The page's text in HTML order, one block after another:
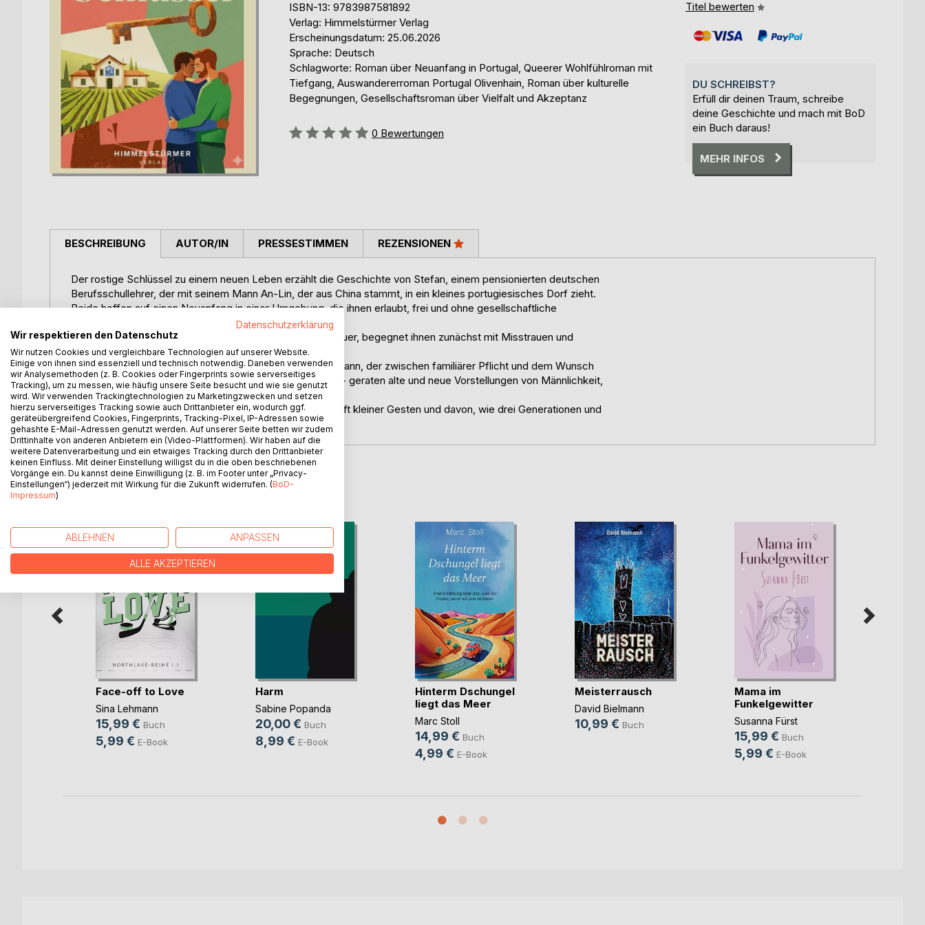
ISBN-13: 9783987581892
Verlag: Himmelstürmer Verlag
Erscheinungsdatum: 25.06.2026
Sprache: Deutsch
Schlagworte: Roman über Neuanfang in Portugal, Queerer Wohlfühlroman mit
Tiefgang, Auswandererroman Portugal Olivenhain, Roman über kulturelle
Begegnungen, Gesellschaftsroman über Vielfalt und Akzeptanz
Bewertung::
0 Bewertungen
Titel bewerten
DU SCHREIBST?
Erfüll dir deinen Traum, schreibe
deine Geschichte und mach mit BoD
ein Buch daraus!
MEHR INFOS
BESCHREIBUNG
Der rostige Schlüssel zu einem neuen Leben erzählt die Geschichte von Stefan, einem pensionierten deutschen
Berufsschullehrer, der mit seinem Mann An-Lin, der aus China stammt, in ein kleines portugiesisches Dorf zieht.
Beide hoffen auf einen Neuanfang in einer Umgebung, die ihnen erlaubt, frei und ohne gesellschaftliche
Doch ihr Nachbar Senhor Antunes, ein bodenständiger Bauer, begegnet ihnen zunächst mit Misstrauen und
Ablehnung.
Als Tiago, der Enkel von Antunes, auftaucht - ein junger Mann, der zwischen familiärer Pflicht und dem Wunsch
nach einem eigenen Leben in der Großstadt zerrissen ist - geraten alte und neue Vorstellungen von Männlichkeit,
Tradition und Freiheit in Konflikt.
Der Roman erzählt in ruhigen, präzisen Bildern von der Kraft kleiner Gesten und davon, wie drei Generationen und
drei Kulturen aufeinandertreffen und sich verändern.
AUTOR/IN PRESSESTIMMEN REZENSIONEN
WEITERE TITEL BEIBoD
Face-off to Love
Sina Lehmann
15,99 € Buch
5,99 € E-Book
Harm
Sabine Popanda
20,00 € Buch
8,99 € E-Book
Hinterm Dschungel
liegt das Meer
Marc Stoll
14,99 € Buch
4,99 € E-Book
Meisterrausch
David Bielmann
10,99 € Buch
Mama im
Funkelgewitter
Susanna Fürst
15,99 € Buch
5,99 € E-Book
Datenschutzerklärung
Wir respektieren den Datenschutz
Wir nutzen Cookies und vergleichbare Technologien auf unserer Website.
Einige von ihnen sind essenziell und technisch notwendig. Daneben verwenden
wir Analysemethoden (z. B. Cookies oder Fingerprints sowie serverseitiges
Tracking), um zu messen, wie häufig unsere Seite besucht und wie sie genutzt
wird. Wir verwenden Trackingtechnologien zu Marketingzwecken und setzen
hierzu serverseitiges Tracking sowie auch Drittanbieter ein, wodurch ggf.
geräteübergreifend Cookies, Fingerprints, Tracking-Pixel, IP-Adressen sowie
gehashte E-Mail-Adressen genutzt werden. Auf unserer Seite betten wir zudem
Drittinhalte von anderen Anbietern ein (Video-Plattformen). Wir haben auf die
weitere Datenverarbeitung und ein etwaiges Tracking durch den Drittanbieter
keinen Einfluss. Mit deiner Einstellung willigst du in die oben beschriebenen
Vorgänge ein. Du kannst deine Einwilligung (z. B. im Footer unter „Privacy-
Einstellungen“) jederzeit mit Wirkung für die Zukunft widerrufen. (BoD-
Impressum)
ABLEHNEN ANPASSEN
ALLE AKZEPTIEREN